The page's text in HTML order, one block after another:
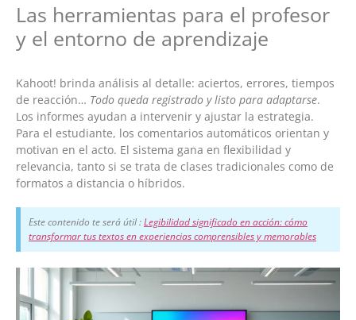
Las herramientas para el profesor
y el entorno de aprendizaje
Kahoot! brinda análisis al detalle: aciertos, errores, tiempos
de reacción… Todo queda registrado y listo para adaptarse.
Los informes ayudan a intervenir y ajustar la estrategia.
Para el estudiante, los comentarios automáticos orientan y
motivan en el acto. El sistema gana en flexibilidad y
relevancia, tanto si se trata de clases tradicionales como de
formatos a distancia o híbridos.
Este contenido te será útil :Legibilidad significado en acción: cómo
transformar tus textos en experiencias comprensibles y memorables